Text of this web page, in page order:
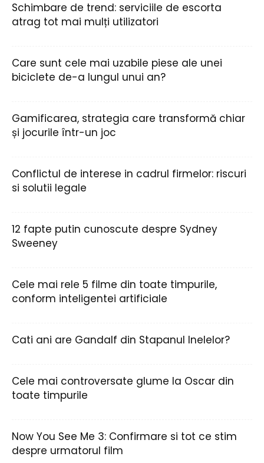
Schimbare de trend: serviciile de escorta
atrag tot mai mulți utilizatori
Care sunt cele mai uzabile piese ale unei
biciclete de-a lungul unui an?
Gamificarea, strategia care transformă chiar
și jocurile într-un joc
Conflictul de interese in cadrul firmelor: riscuri
si solutii legale
12 fapte putin cunoscute despre Sydney
Sweeney
Cele mai rele 5 filme din toate timpurile,
conform inteligentei artificiale
Cati ani are Gandalf din Stapanul Inelelor?
Cele mai controversate glume la Oscar din
toate timpurile
Now You See Me 3: Confirmare si tot ce stim
despre urmatorul film